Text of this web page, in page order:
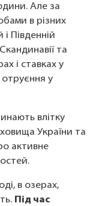
Але за
в різних
і Південній
та
і ставках у
отруєння у
влітку
України та
активне
в озерах,
Під час